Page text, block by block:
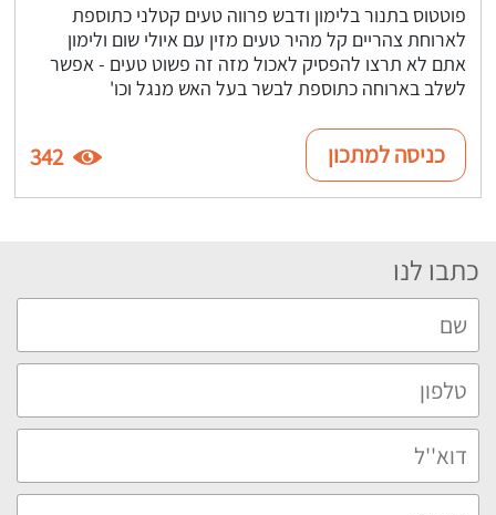
פוטטוס בתנור בלימון ודבש פרווה טעים קטלני כתוספת
לארוחת צהריים קל מהיר טעים מזין עם איולי שום ולימון
אתם לא תרצו להפסיק לאכול מזה זה פשוט טעים - אפשר
לשלב בארוחה כתוספת לבשר בעל האש מנגל וכו'
כניסה למתכון 342
כתבו לנו